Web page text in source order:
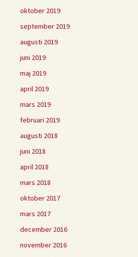
oktober 2019
september 2019
augusti 2019
juni 2019
maj 2019
april 2019
mars 2019
februari 2019
augusti 2018
juni 2018
april 2018
mars 2018
oktober 2017
mars 2017
december 2016
november 2016